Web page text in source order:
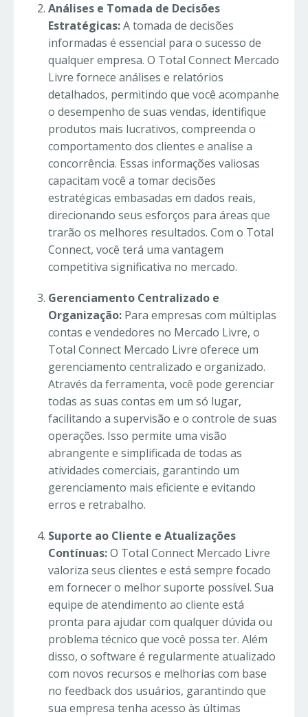
Análises e Tomada de Decisões
Estratégicas:A tomada de decisões
informadas é essencial para o sucesso de
qualquer empresa. O Total Connect Mercado
Livre fornece análises e relatórios
detalhados, permitindo que você acompanhe
o desempenho de suas vendas, identifique
produtos mais lucrativos, compreenda o
comportamento dos clientes e analise a
concorrência. Essas informações valiosas
capacitam você a tomar decisões
estratégicas embasadas em dados reais,
direcionando seus esforços para áreas que
trarão os melhores resultados. Com o Total
Connect, você terá uma vantagem
competitiva significativa no mercado.
Gerenciamento Centralizado e
Organização: Para empresas com múltiplas
contas e vendedores no Mercado Livre, o
Total Connect Mercado Livre oferece um
gerenciamento centralizado e organizado.
Através da ferramenta, você pode gerenciar
todas as suas contas em um só lugar,
facilitando a supervisão e o controle de suas
operações. Isso permite uma visão
abrangente e simplificada de todas as
atividades comerciais, garantindo um
gerenciamento mais eficiente e evitando
erros e retrabalho.
Suporte ao Cliente e Atualizações
Contínuas:O Total Connect Mercado Livre
valoriza seus clientes e está sempre focado
em fornecer o melhor suporte possível. Sua
equipe de atendimento ao cliente está
pronta para ajudar com qualquer dúvida ou
problema técnico que você possa ter. Além
disso, o software é regularmente atualizado
com novos recursos e melhorias com base
no feedback dos usuários, garantindo que
sua empresa tenha acesso às últimas